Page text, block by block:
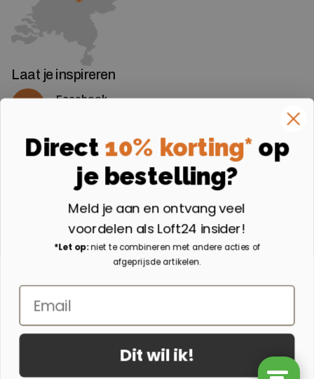
Laat je inspireren
Facebook
Instagram
Volg ons op Instagram
Aangesloten bij
Direct 10% korting* op
je bestelling?
Meld je aan en ontvang veel
voordelen als Loft24 insider!
*Let op:niet te combineren met andere acties of
afgeprijsde artikelen.
Email
Dit wil ik!